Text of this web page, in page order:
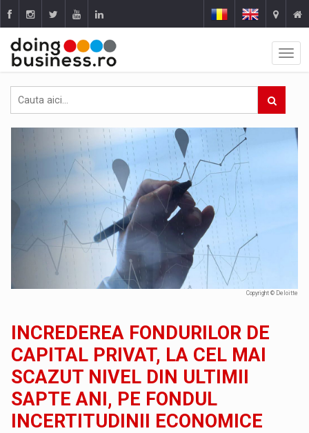
Copyright © Deloitte
INCREDEREA FONDURILOR DE
CAPITAL PRIVAT, LA CEL MAI
SCAZUT NIVEL DIN ULTIMII
SAPTE ANI, PE FONDUL
INCERTITUDINII ECONOMICE